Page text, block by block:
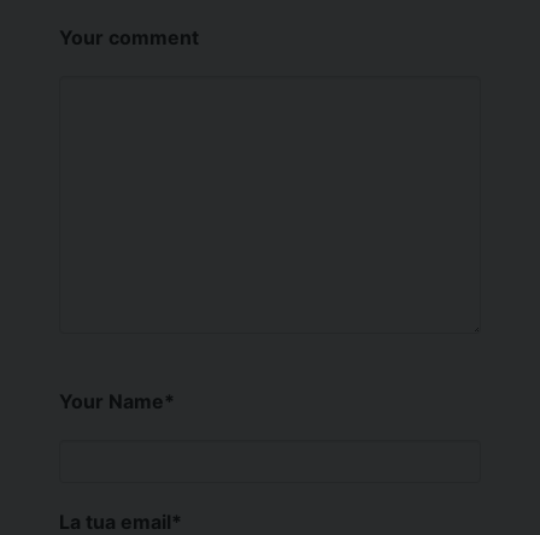
Your comment
Your Name*
La tua email*